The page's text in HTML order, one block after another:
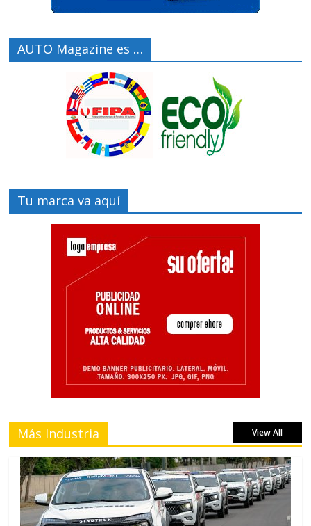
AUTO Magazine es …
Tu marca va aquí
Más Industria View All